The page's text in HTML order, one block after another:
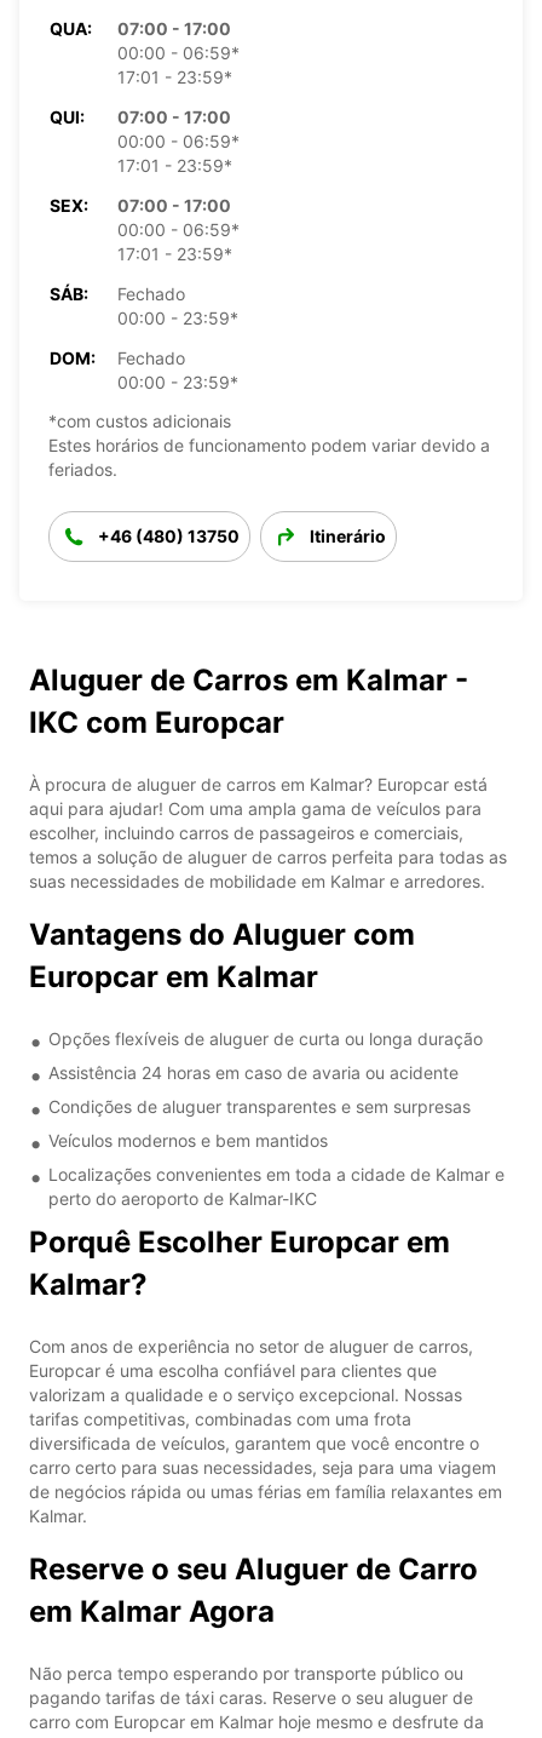
QUA:
07:00 - 17:00
00:00 - 06:59*
17:01 - 23:59*
QUI:
07:00 - 17:00
00:00 - 06:59*
17:01 - 23:59*
SEX:
07:00 - 17:00
00:00 - 06:59*
17:01 - 23:59*
SÁB:
Fechado
00:00 - 23:59*
DOM:
Fechado
00:00 - 23:59*
*com custos adicionais
Estes horários de funcionamento podem variar devido a
feriados.
+46 (480) 13750 Itinerário
Aluguer de Carros em Kalmar -
IKC com Europcar
À procura de aluguer de carros em Kalmar? Europcar está
aqui para ajudar! Com uma ampla gama de veículos para
escolher, incluindo carros de passageiros e comerciais,
temos a solução de aluguer de carros perfeita para todas as
suas necessidades de mobilidade em Kalmar e arredores.
Vantagens do Aluguer com
Europcar em Kalmar
Opções flexíveis de aluguer de curta ou longa duração
Assistência 24 horas em caso de avaria ou acidente
Condições de aluguer transparentes e sem surpresas
Veículos modernos e bem mantidos
Localizações convenientes em toda a cidade de Kalmar e
perto do aeroporto de Kalmar-IKC
Porquê Escolher Europcar em
Kalmar?
Com anos de experiência no setor de aluguer de carros,
Europcar é uma escolha confiável para clientes que
valorizam a qualidade e o serviço excepcional. Nossas
tarifas competitivas, combinadas com uma frota
diversificada de veículos, garantem que você encontre o
carro certo para suas necessidades, seja para uma viagem
de negócios rápida ou umas férias em família relaxantes em
Kalmar.
Reserve o seu Aluguer de Carro
em Kalmar Agora
Não perca tempo esperando por transporte público ou
pagando tarifas de táxi caras. Reserve o seu aluguer de
carro com Europcar em Kalmar hoje mesmo e desfrute da